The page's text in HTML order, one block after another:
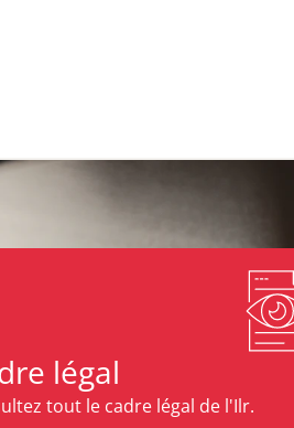
légal
tout le cadre légal de l'Ilr.